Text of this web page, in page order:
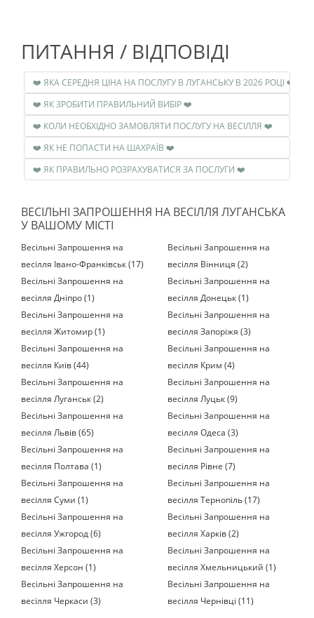
ПИТАННЯ / ВІДПОВІДІ
❤️ ЯКА СЕРЕДНЯ ЦІНА НА ПОСЛУГУ В ЛУГАНСЬКУ В 2026 РОЦІ ❤️
❤️ ЯК ЗРОБИТИ ПРАВИЛЬНИЙ ВИБІР ❤️
❤️ КОЛИ НЕОБХІДНО ЗАМОВЛЯТИ ПОСЛУГУ НА ВЕСІЛЛЯ ❤️
❤️ ЯК НЕ ПОПАСТИ НА ШАХРАЇВ ❤️
❤️ ЯК ПРАВИЛЬНО РОЗРАХУВАТИСЯ ЗА ПОСЛУГИ ❤️
ВЕСІЛЬНІ ЗАПРОШЕННЯ НА ВЕСІЛЛЯ ЛУГАНСЬКА
У ВАШОМУ МІСТІ
Весільні Запрошення на
весілля Івано-Франківськ (17)
Весільні Запрошення на
весілля Вінниця (2)
Весільні Запрошення на
весілля Дніпро (1)
Весільні Запрошення на
весілля Донецьк (1)
Весільні Запрошення на
весілля Житомир (1)
Весільні Запрошення на
весілля Запоріжя (3)
Весільні Запрошення на
весілля Київ (44)
Весільні Запрошення на
весілля Крим (4)
Весільні Запрошення на
весілля Луганськ (2)
Весільні Запрошення на
весілля Луцьк (9)
Весільні Запрошення на
весілля Львів (65)
Весільні Запрошення на
весілля Одеса (3)
Весільні Запрошення на
весілля Полтава (1)
Весільні Запрошення на
весілля Рівне (7)
Весільні Запрошення на
весілля Суми (1)
Весільні Запрошення на
весілля Тернопіль (17)
Весільні Запрошення на
весілля Ужгород (6)
Весільні Запрошення на
весілля Харків (2)
Весільні Запрошення на
весілля Херсон (1)
Весільні Запрошення на
весілля Хмельницький (1)
Весільні Запрошення на
весілля Черкаси (3)
Весільні Запрошення на
весілля Чернівці (11)